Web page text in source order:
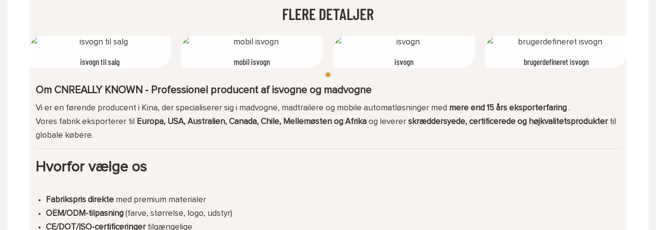
FLERE DETALJER
isvogn til salg mobil isvogn isvogn brugerdefineret isvogn
Om CNREALLY KNOWN - Professionel producent af isvogne og madvogne
Vi er en førende producent i Kina, der specialiserer sig i madvogne, madtrailere og mobile automatløsninger med mere end 15 års eksporterfaring .
Vores fabrik eksporterer til
Europa, USA, Australien, Canada, Chile, Mellemøsten og Afrika og levererskræddersyede, certificerede og højkvalitetsproduktertil
globale købere.
Hvorfor vælge os
Fabrikspris direktemed premium materialer
OEM/ODM-tilpasning(farve, størrelse, logo, udstyr)
CE/DOT/ISO-certificeringertilgængelige